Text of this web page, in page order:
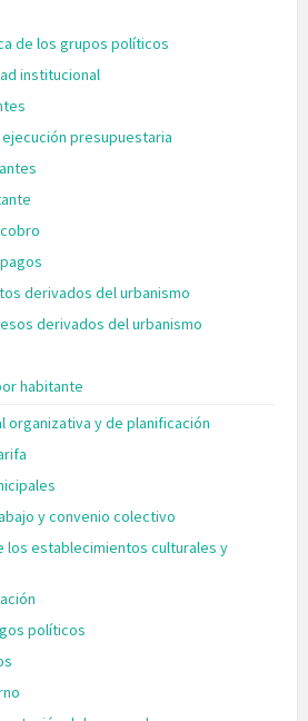
de los grupos políticos
institucional
presupuestaria
derivados del urbanismo
derivados del urbanismo
habitante
organizativa y de planificación
y convenio colectivo
los establecimientos culturales y
políticos